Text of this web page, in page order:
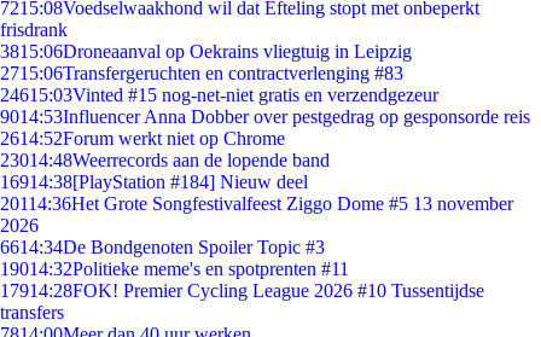
7215:08Voedselwaakhond wil dat Efteling stopt met onbeperkt
frisdrank
3815:06Droneaanval op Oekrains vliegtuig in Leipzig
2715:06Transfergeruchten en contractverlenging #83
24615:03Vinted #15 nog-net-niet gratis en verzendgezeur
9014:53Influencer Anna Dobber over pestgedrag op gesponsorde reis
2614:52Forum werkt niet op Chrome
23014:48Weerrecords aan de lopende band
16914:38[PlayStation #184] Nieuw deel
20114:36Het Grote Songfestivalfeest Ziggo Dome #5 13 november
2026
6614:34De Bondgenoten Spoiler Topic #3
19014:32Politieke meme's en spotprenten #11
17914:28FOK! Premier Cycling League 2026 #10 Tussentijdse
transfers